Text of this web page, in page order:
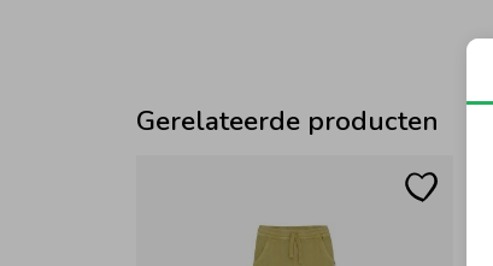
Gerelateerde producten